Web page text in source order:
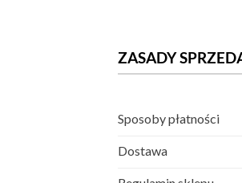
ZASADY
Sposoby płatności
Dostawa